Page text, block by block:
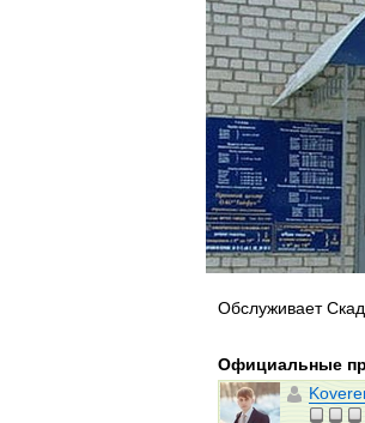
Обслуживает
Официальные